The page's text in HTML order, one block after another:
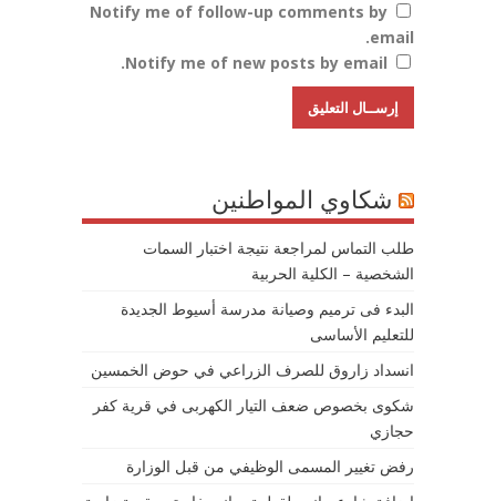
Notify me of follow-up comments by
email.
Notify me of new posts by email.
شكاوي المواطنين
طلب التماس لمراجعة نتيجة اختبار السمات
الشخصية – الكلية الحربية
البدء فى ترميم وصيانة مدرسة أسيوط الجديدة
للتعليم الأساسى
انسداد زاروق للصرف الزراعي في حوض الخمسين
شكوى بخصوص ضعف التيار الكهربى في قرية كفر
حجازي
رفض تغيير المسمى الوظيفي من قبل الوزارة